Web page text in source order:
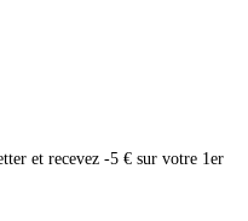
et recevez -5 € sur votre 1er